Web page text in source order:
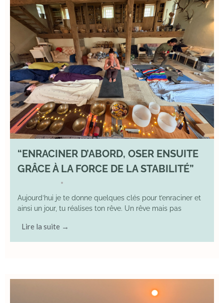
“ENRACINER D’ABORD, OSER ENSUITE
GRÂCE À LA FORCE DE LA STABILITÉ”
•
Aujourd’hui je te donne quelques clés pour t’enraciner et
ainsi un jour, tu réalises ton rêve. Un rêve mais pas
Lire la suite →